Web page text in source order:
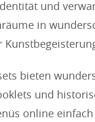
und
in
bieten
und
online